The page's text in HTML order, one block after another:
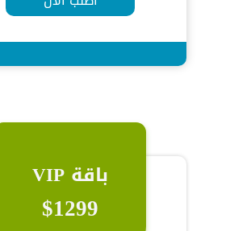
باقة VIP
$1299